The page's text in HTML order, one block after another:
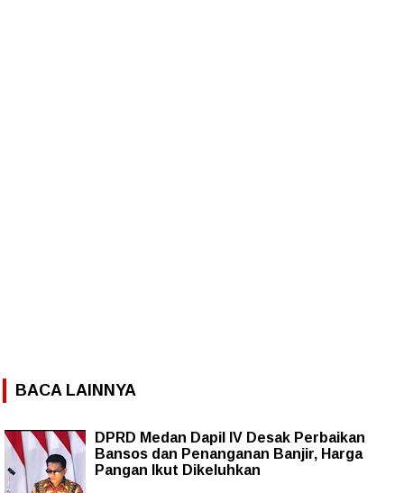
BACA LAINNYA
DPRD Medan Dapil IV Desak Perbaikan
Bansos dan Penanganan Banjir, Harga
Pangan Ikut Dikeluhkan